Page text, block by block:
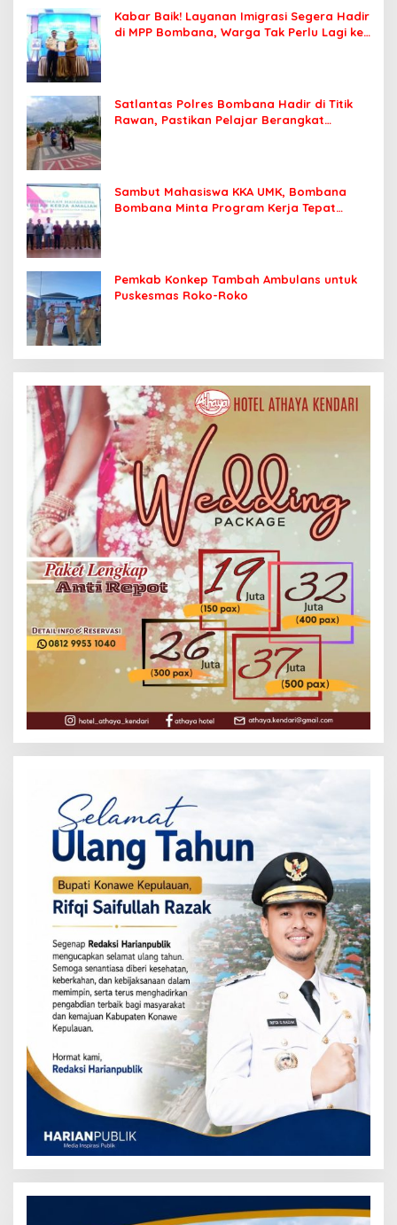
Kabar Baik! Layanan Imigrasi Segera Hadir
di MPP Bombana, Warga Tak Perlu Lagi ke
Satlantas Polres Bombana Hadir di Titik
Rawan, Pastikan Pelajar Berangkat
Sambut Mahasiswa KKA UMK, Bombana
Bombana Minta Program Kerja Tepat
Pemkab Konkep Tambah Ambulans untuk
Puskesmas Roko-Roko